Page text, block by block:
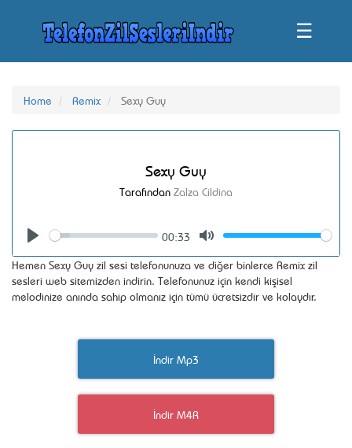
☰
Home Remix Sexy Guy
Sexy Guy
Tarafından Zalza Cildina
Seek
00:33
Volume
Hemen Sexy Guy zil sesi telefonunuza ve diğer binlerce Remix zil
sesleri web sitemizden indirin. Telefonunuz için kendi kişisel
melodinize anında sahip olmanız için tümü ücretsizdir ve kolaydır.
İndir Mp3
İndir M4R